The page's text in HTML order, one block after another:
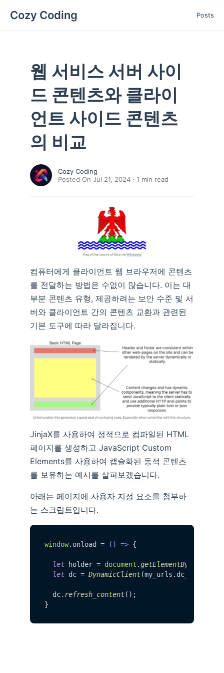
Cozy Coding Posts
웹 서비스 서버 사이
드 콘텐츠와 클라이
언트 사이드 콘텐츠
의 비교
Cozy Coding
Posted On Jul 21, 2024
1 min read
컴퓨터에게 클라이언트 웹 브라우저에 콘텐츠
를 전달하는 방법은 수없이 많습니다. 이는 대
부분 콘텐츠 유형, 제공하려는 보안 수준 및 서
버와 클라이언트 간의 콘텐츠 교환과 관련된
기본 도구에 따라 달라집니다.
JinjaX를 사용하여 정적으로 컴파일된 HTML
페이지를 생성하고 JavaScript Custom
Elements를 사용하여 캡슐화된 동적 콘텐츠
를 보유하는 예시를 살펴보겠습니다.
아래는 페이지에 사용자 지정 요소를 첨부하
는 스크립트입니다.
window. onload = () => {
let holder = document .getElementById
let dc = DynamicClient(my_urls. dc_url
  dc.
refresh_content();